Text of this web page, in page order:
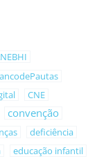
CNE
convenção
deficiência
educação infantil